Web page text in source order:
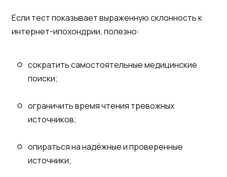
Если тест показывает выраженную склонность к
интернет-ипохондрии, полезно:
сократить самостоятельные медицинские
поиски;
ограничить время чтения тревожных
источников;
опираться на надёжные и проверенные
источники;